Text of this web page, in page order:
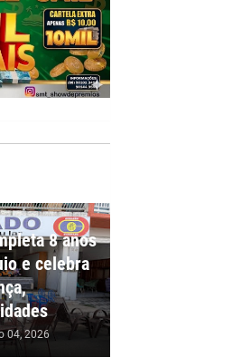
8 anos
e celebra
04, 2026